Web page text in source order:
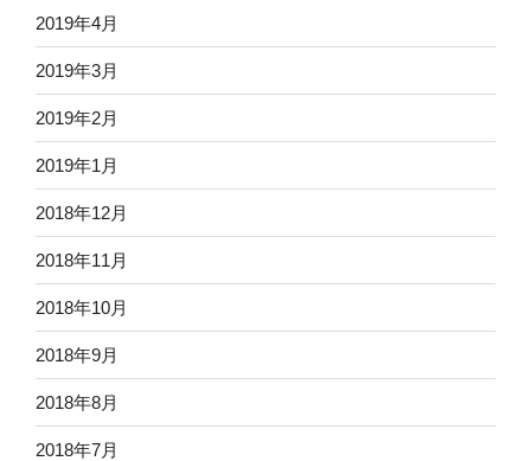
2019年4月
2019年3月
2019年2月
2019年1月
2018年12月
2018年11月
2018年10月
2018年9月
2018年8月
2018年7月